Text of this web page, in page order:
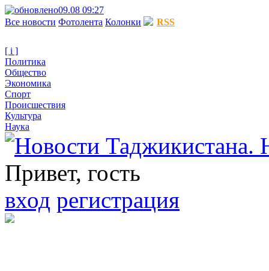
09.08 09:27
Все новости Фотолента Колонки RSS
[ i ]
Политика
Общество
Экономика
Спорт
Происшествия
Культура
Наука
Привет, гость
вход регистрация